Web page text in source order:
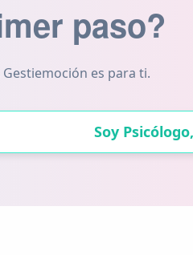
paso?
es para ti.
Soy